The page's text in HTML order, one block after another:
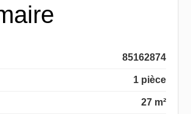
85162874
1 pièce
27 m²